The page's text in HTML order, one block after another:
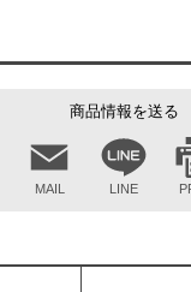
商品情報を送る
MAIL LINE